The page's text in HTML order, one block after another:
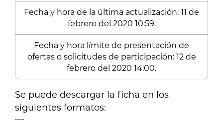
Fecha y hora de la última actualización: 11 de
febrero del 2020 10:59.
Fecha y hora límite de presentación de
ofertas o solicitudes de participación: 12 de
febrero del 2020 14:00.
Se puede descargar la ficha en los
siguientes formatos: